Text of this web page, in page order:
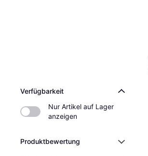
Verfügbarkeit
Nur Artikel auf Lager
anzeigen
Produktbewertung